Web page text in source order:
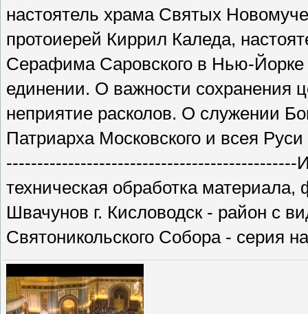
настоятель храма Святых
протоиерей Киррил Каледа,
Серафима Саровского в Нью-
единении. О важности сохранения
неприятие расколов. О служении
Патриарха Московского и всея
-----------------------------------------------
техническая обработка
Швачунов г. Кисловодск - район с
Святоникольского Собора - серия